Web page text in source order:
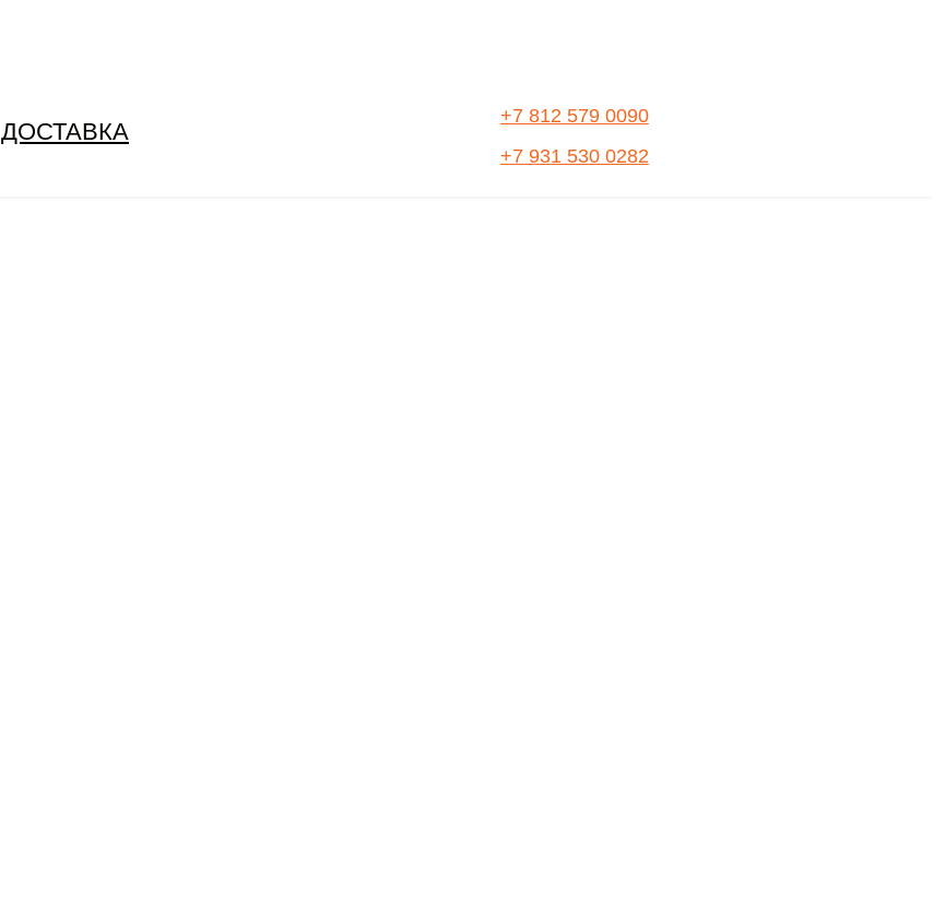
ДОСТАВКА
+7 812 579 0090
+7 931 530 0282